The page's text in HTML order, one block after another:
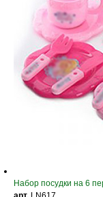
Набор посудки на 6